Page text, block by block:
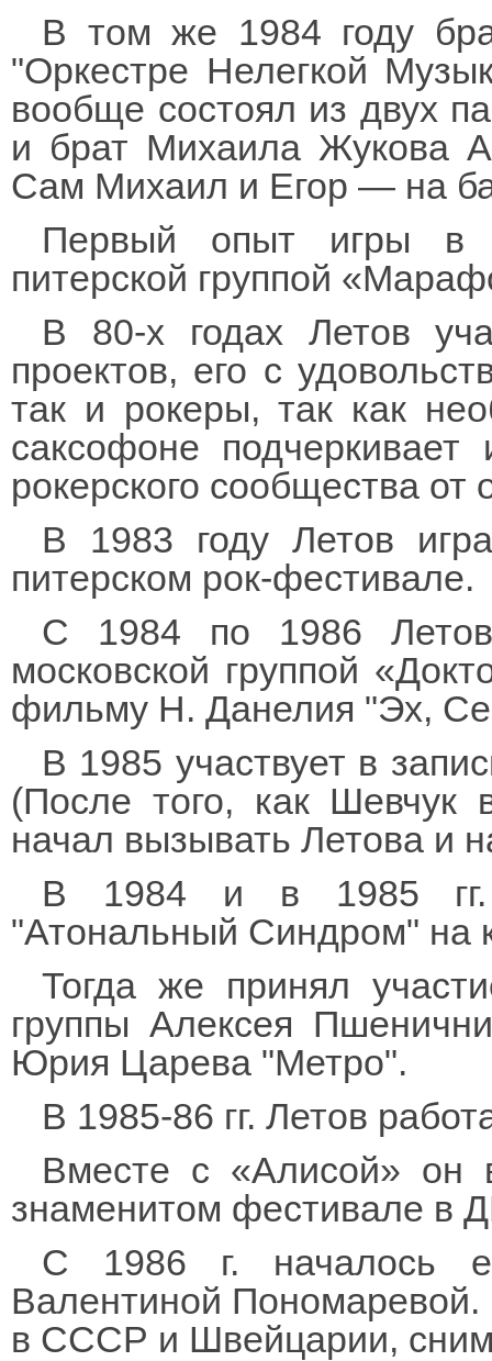
В том же 1984 году
"Оркестре Нелегкой
вообще состоял из двух
и брат Михаила Жукова
Сам Михаил и Егор — на
Первый опыт игры в
питерской группой
В 80-х годах Летов
проектов, его с
так и рокеры, так как
саксофоне
рокерского сообщества
В 1983 году Летов
питерском рок-фестивале.
С 1984 по 1986 Летов
московской группой
фильму Н. Данелия "Эх,
В 1985 участвует в
(После того, как
начал вызывать Летова и
В 1984 и в 1985 гг.
"Атональный Синдром" на
Тогда же принял
группы Алексея
Юрия Царева "Метро".
В 1985-86 гг. Летов
Вместе с «Алисой» он
знаменитом фестивале в
С 1986 г. началось
Валентиной Пономаревой.
в СССР и Швейцарии,